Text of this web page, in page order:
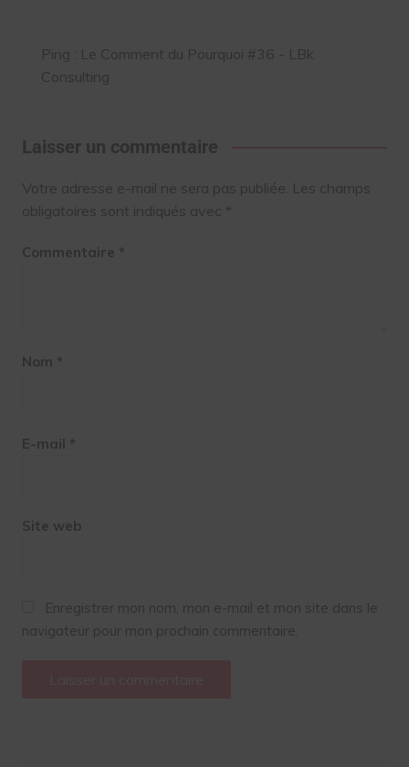
Ping : Le Comment du Pourquoi #36 - LBk
Consulting
Laisser un commentaire
Votre adresse e-mail ne sera pas publiée. Les champs
obligatoires sont indiqués avec *
Commentaire *
Nom *
E-mail *
Site web
Enregistrer mon nom, mon e-mail et mon site dans le
navigateur pour mon prochain commentaire.